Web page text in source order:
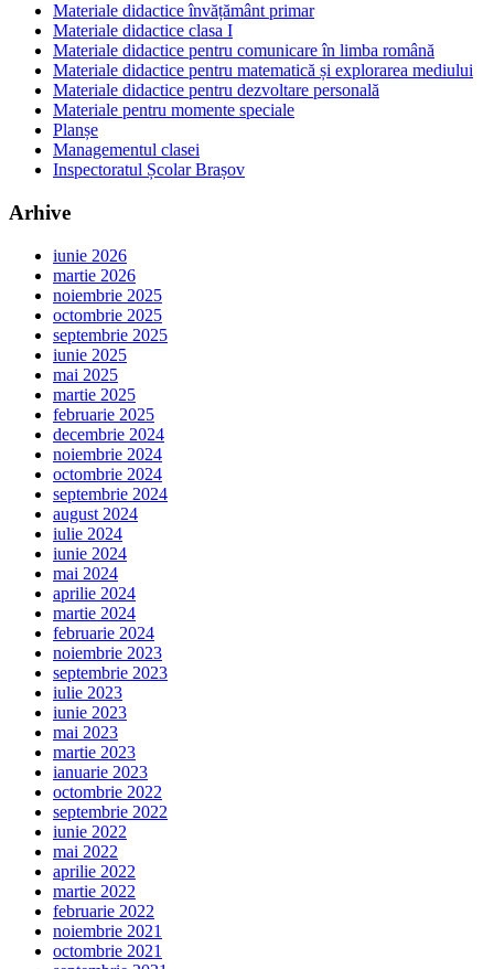
Materiale didactice învățământ primar
Materiale didactice clasa I
Materiale didactice pentru comunicare în limba română
Materiale didactice pentru matematică și explorarea mediului
Materiale didactice pentru dezvoltare personală
Materiale pentru momente speciale
Planșe
Managementul clasei
Inspectoratul Școlar Brașov
Arhive
iunie 2026
martie 2026
noiembrie 2025
octombrie 2025
septembrie 2025
iunie 2025
mai 2025
martie 2025
februarie 2025
decembrie 2024
noiembrie 2024
octombrie 2024
septembrie 2024
august 2024
iulie 2024
iunie 2024
mai 2024
aprilie 2024
martie 2024
februarie 2024
noiembrie 2023
septembrie 2023
iulie 2023
iunie 2023
mai 2023
martie 2023
ianuarie 2023
octombrie 2022
septembrie 2022
iunie 2022
mai 2022
aprilie 2022
martie 2022
februarie 2022
noiembrie 2021
octombrie 2021